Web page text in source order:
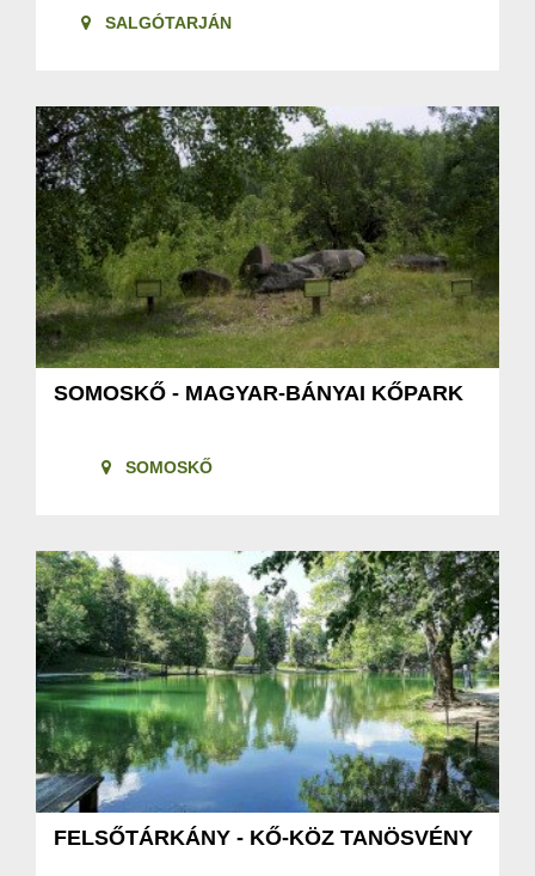
SALGÓTARJÁN
SOMOSKŐ - MAGYAR-BÁNYAI KŐPARK
SOMOSKŐ
FELSŐTÁRKÁNY - KŐ-KÖZ TANÖSVÉNY